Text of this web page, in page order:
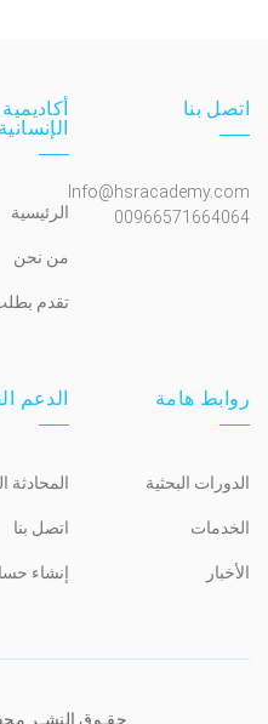
اتصل بنا
Info@hsracademy.com
00966571664064
الإنسانية
الرئيسية
من نحن
تقدم
روابط هامة
الدورات البحثية
الخدمات
الأخبار
الدعم
المحادثة
اتصل بنا
إنشاء
حقـوق النشـر